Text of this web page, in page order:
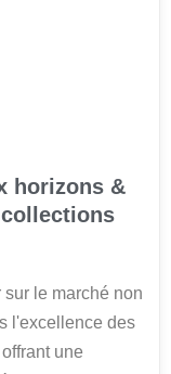
horizons &
le marché non
l'excellence des
une